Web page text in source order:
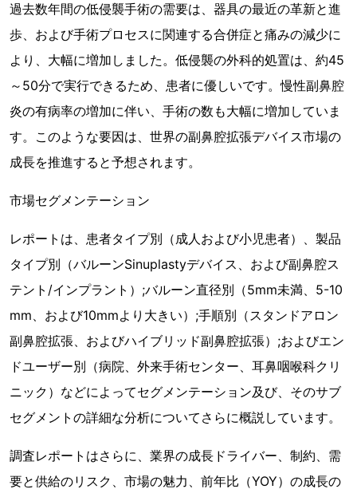
過去数年間の低侵襲手術の需要は、器具の最近の革新と進
歩、および手術プロセスに関連する合併症と痛みの減少に
より、大幅に増加しました。低侵襲の外科的処置は、約45
～50分で実行できるため、患者に優しいです。慢性副鼻腔
炎の有病率の増加に伴い、手術の数も大幅に増加していま
す。このような要因は、世界の副鼻腔拡張デバイス市場の
成長を推進すると予想されます。
市場セグメンテーション
レポートは、患者タイプ別（成人および小児患者）、製品
タイプ別（バルーンSinuplastyデバイス、および副鼻腔ス
テント/インプラント）;バルーン直径別（5mm未満、5-10
mm、および10mmより大きい）;手順別（スタンドアロン
副鼻腔拡張、およびハイブリッド副鼻腔拡張）;およびエン
ドユーザー別（病院、外来手術センター、耳鼻咽喉科クリ
ニック）などによってセグメンテーション及び、そのサブ
セグメントの詳細な分析についてさらに概説しています。
調査レポートはさらに、業界の成長ドライバー、制約、需
要と供給のリスク、市場の魅力、前年比（YOY）の成長の